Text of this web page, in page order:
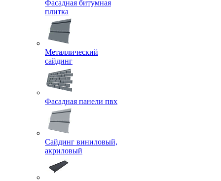
Фасадная битумная
плитка
Металлический
сайдинг
Фасадная панели пвх
Сайдинг виниловый,
акриловый